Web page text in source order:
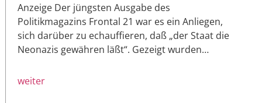
Anzeige Der jüngsten Ausgabe des
Politikmagazins Frontal 21 war es ein Anliegen,
sich darüber zu echauffieren, daß „der Staat die
Neonazis gewähren läßt“. Gezeigt wurden…
weiter